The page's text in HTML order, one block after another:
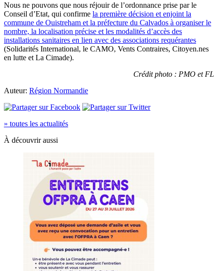
Nous ne pouvons que nous réjouir de l’ordonnance prise par le
Conseil d’Etat, qui confirme la première décision et enjoint la
commune de Ouistreham et la préfecture du Calvados à organiser le
nombre, la localisation précise et les modalités d’accès des
installations sanitaires en lien avec des associations requérantes
(Solidarités International, le CAMO, Vents Contraires, Citoyen.nes
en lutte et La Cimade).
Crédit photo : PMO et FL
Auteur: Région Normandie
» toutes les actualités
À découvrir aussi